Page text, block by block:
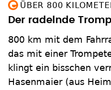
ÜBER 800
Der radelnde
800 km mit dem
das mit einer
klingt ein bisschen
Hasenmaier (aus